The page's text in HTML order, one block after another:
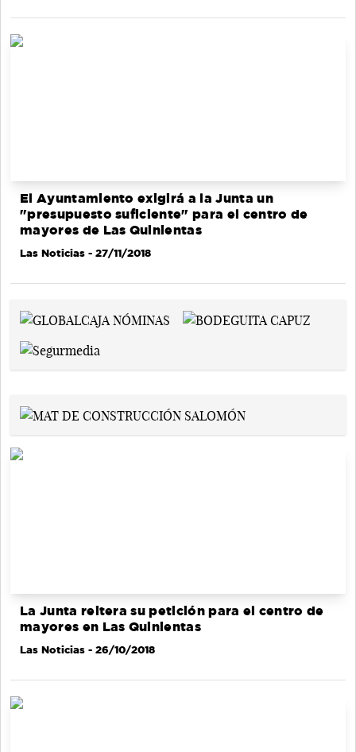
El Ayuntamiento exigirá a la Junta un
"presupuesto suficiente" para el centro de
mayores de Las Quinientas
Las Noticias - 27/11/2018
La Junta reitera su petición para el centro de
mayores en Las Quinientas
Las Noticias - 26/10/2018